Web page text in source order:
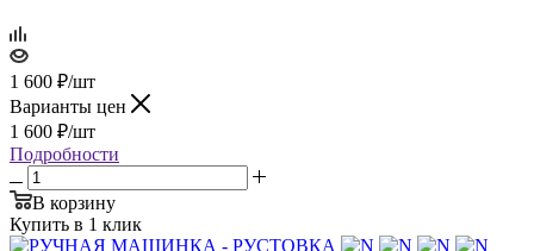
1 600 ₽/шт
Варианты цен
1 600 ₽/шт
Подробности
В корзину
Купить в 1 клик